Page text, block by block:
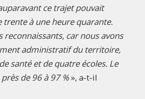
ce trajet pouvait
trente à une heure quarante.
reconnaissants, car nous avons
administratif du territoire,
santé et de quatre écoles. Le
de 96 à 97 %», a‑t‑il